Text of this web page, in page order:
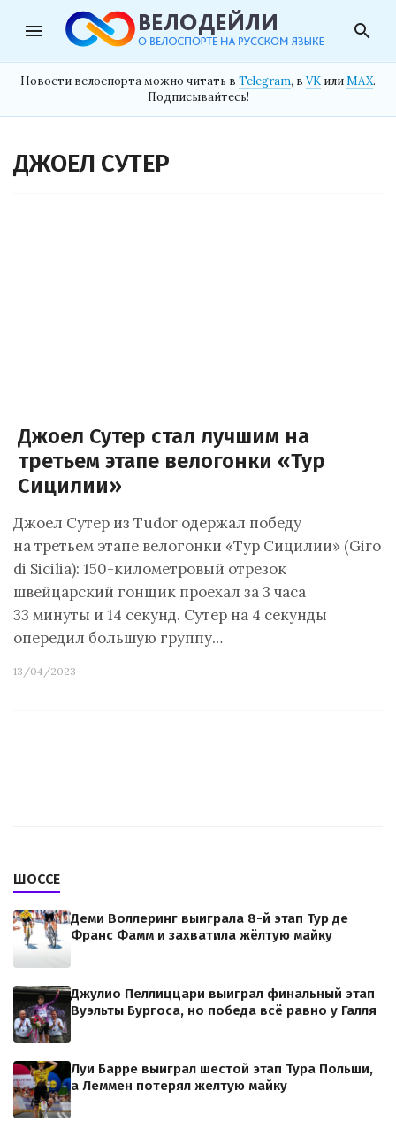
menu search
Новости велоспорта можно читать в Telegram, в VK илиMAX.
Подписывайтесь!
ДЖОЕЛ СУТЕР
Джоел Сутер стал лучшим на
третьем этапе велогонки «Тур
Сицилии»
Джоел Сутер из Tudor одержал победу
на третьем этапе велогонки «Тур Сицилии» (Giro
di Sicilia): 150-километровый отрезок
швейцарский гонщик проехал за 3 часа
33 минуты и 14 секунд. Сутер на 4 секунды
опередил большую группу…
13/04/2023
ШОССЕ
Деми Воллеринг выиграла 8-й этап Тур де
Франс Фамм и захватила жёлтую майку
Джулио Пеллиццари выиграл финальный этап
Вуэльты Бургоса, но победа всё равно у Галля
Луи Барре выиграл шестой этап Тура Польши,
а Леммен потерял желтую майку